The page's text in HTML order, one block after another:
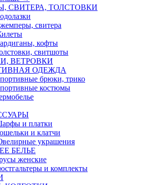
СВИТЕРА, ТОЛСТОВКИ
свитера
кофты
свитшоты
ВЕТРОВКИ
ОДЕЖДА
брюки, трико
костюмы
и платки
и клатчи
украшения
БЕЛЬЕ
женские
и комплекты